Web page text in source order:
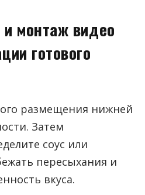
и монтаж видео
готового
размещения нижней
Затем
соус или
пересыхания и
вкуса.